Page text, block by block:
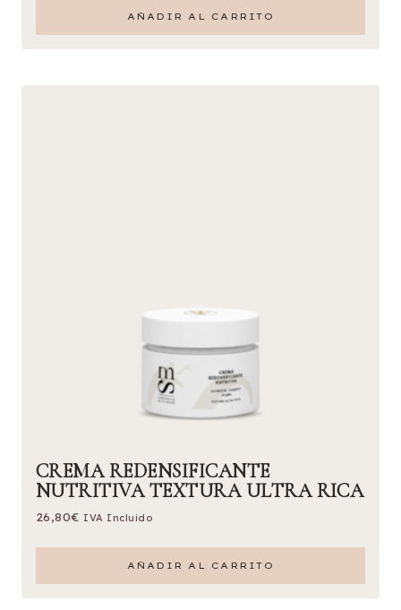
AÑADIR AL CARRITO
CREMA REDENSIFICANTE
NUTRITIVA TEXTURA ULTRA RICA
26,80€ IVA Incluido
AÑADIR AL CARRITO